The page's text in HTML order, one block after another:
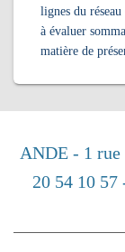
lignes du
à évaluer
matière de
ANDE - 1 rue
20 54 10